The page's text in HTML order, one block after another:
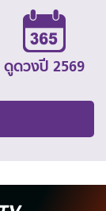
ดูดวงปี 2569